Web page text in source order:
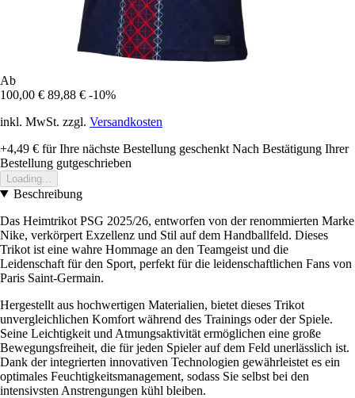
Ab
100,00 € 89,88 € -10%
inkl. MwSt. zzgl. Versandkosten
+4,49 € für Ihre nächste Bestellung geschenkt Nach Bestätigung Ihrer
Bestellung gutgeschrieben
Loading...
Beschreibung
Das Heimtrikot PSG 2025/26, entworfen von der renommierten Marke
Nike, verkörpert Exzellenz und Stil auf dem Handballfeld. Dieses
Trikot ist eine wahre Hommage an den Teamgeist und die
Leidenschaft für den Sport, perfekt für die leidenschaftlichen Fans von
Paris Saint-Germain.
Hergestellt aus hochwertigen Materialien, bietet dieses Trikot
unvergleichlichen Komfort während des Trainings oder der Spiele.
Seine Leichtigkeit und Atmungsaktivität ermöglichen eine große
Bewegungsfreiheit, die für jeden Spieler auf dem Feld unerlässlich ist.
Dank der integrierten innovativen Technologien gewährleistet es ein
optimales Feuchtigkeitsmanagement, sodass Sie selbst bei den
intensivsten Anstrengungen kühl bleiben.